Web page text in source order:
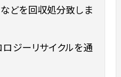
どを回収処分致しま
ロジーリサイクルを通